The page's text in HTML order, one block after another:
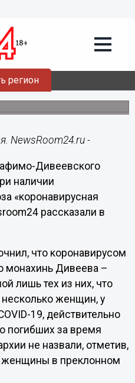
регион
подтвердила
очагом COVID-
NewsRoom24.ru -
Дивеевского
наличии
«коронавирусная
рассказали в
что коронавирусом
монахинь Дивеева –
лишь тех из них, что
женщин, у
19, действительно
погибших за время
не назвали, отметив,
женщины в преклонном